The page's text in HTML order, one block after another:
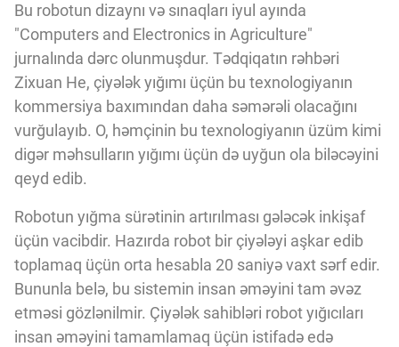
Bu robotun dizaynı və sınaqları iyul ayında
"Computers and Electronics in Agriculture"
jurnalında dərc olunmuşdur. Tədqiqatın rəhbəri
Zixuan He, çiyələk yığımı üçün bu texnologiyanın
kommersiya baxımından daha səmərəli olacağını
vurğulayıb. O, həmçinin bu texnologiyanın üzüm kimi
digər məhsulların yığımı üçün də uyğun ola biləcəyini
qeyd edib.
Robotun yığma sürətinin artırılması gələcək inkişaf
üçün vacibdir. Hazırda robot bir çiyələyi aşkar edib
toplamaq üçün orta hesabla 20 saniyə vaxt sərf edir.
Bununla belə, bu sistemin insan əməyini tam əvəz
etməsi gözlənilmir. Çiyələk sahibləri robot yığıcıları
insan əməyini tamamlamaq üçün istifadə edə